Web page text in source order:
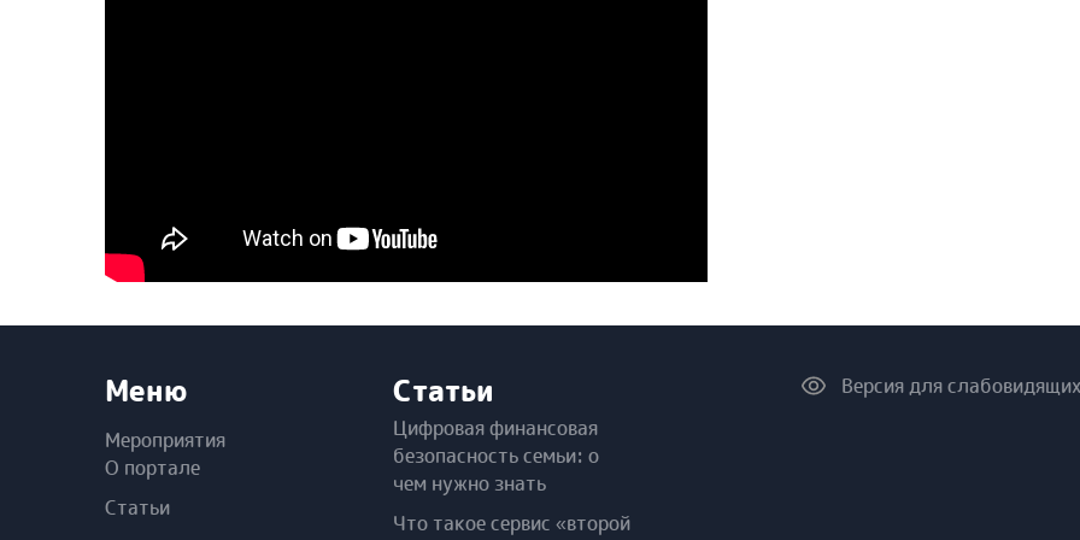
Меню
Мероприятия
О портале
Статьи
Статьи
Цифровая финансовая
безопасность семьи: о
чем нужно знать
Что такое сервис «второй
Версия для слабовидящих